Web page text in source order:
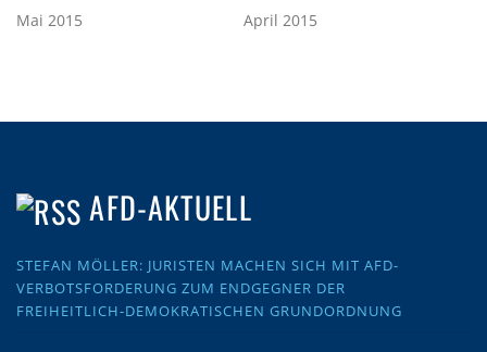
Mai 2015
April 2015
AFD-AKTUELL
STEFAN MÖLLER: JURISTEN MACHEN SICH MIT AFD-
VERBOTSFORDERUNG ZUM ENDGEGNER DER
FREIHEITLICH-DEMOKRATISCHEN GRUNDORDNUNG